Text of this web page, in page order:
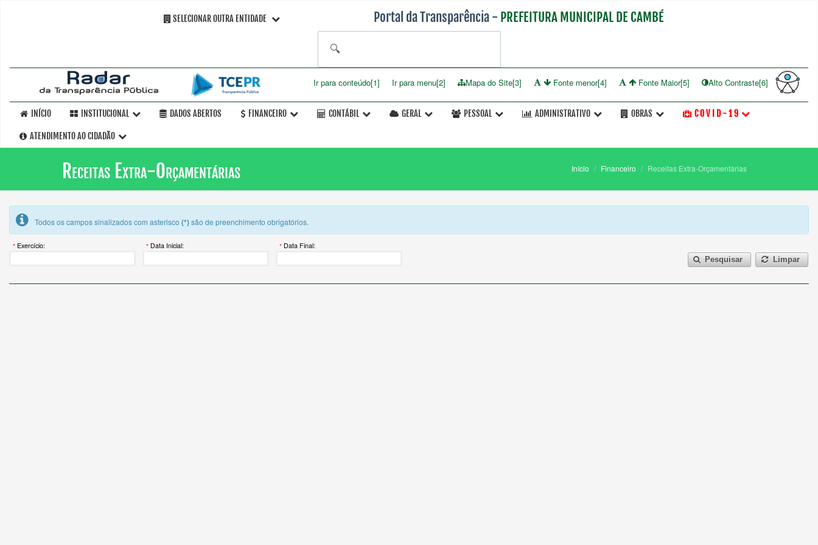
SELECIONAR OUTRA ENTIDADE Portal da Transparência - PREFEITURA MUNICIPAL DE CAMBÉ
🔍
Ir para conteúdo[1] Ir para menu[2] Mapa do Site[3] Fonte menor[4] Fonte Maior[5] Alto Contraste[6]
INÍCIO INSTITUCIONAL DADOS ABERTOS FINANCEIRO CONTÁBIL GERAL PESSOAL ADMINISTRATIVO OBRAS C O V I D - 1 9
ATENDIMENTO AO CIDADÃO
Receitas Extra-Orçamentárias Início Financeiro Receitas Extra-Orçamentárias
Todos os campos sinalizados com asterisco (*)são de preenchimento obrigatórios.
Exercício: Data Inicial:
Data Final:
Pesquisar
Limpar